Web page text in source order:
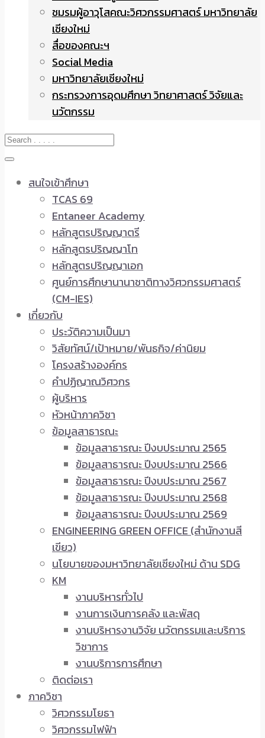
ชมรมผู้อาวุโสคณะวิศวกรรมศาสตร์ มหาวิทยาลัย
เชียงใหม่
สื่อของคณะฯ
Social Media
มหาวิทยาลัยเชียงใหม่
กระทรวงการอุดมศึกษา วิทยาศาสตร์ วิจัยและ
นวัตกรรม
สนใจเข้าศึกษา
TCAS 69
Entaneer Academy
หลักสูตรปริญญาตรี
หลักสูตรปริญญาโท
หลักสูตรปริญญาเอก
ศูนย์การศึกษานานาชาติทางวิศวกรรมศาสตร์
(CM-IES)
เกี่ยวกับ
ประวัติความเป็นมา
วิสัยทัศน์/เป้าหมาย/พันธกิจ/ค่านิยม
โครงสร้างองค์กร
คำปฏิญาณวิศวกร
ผู้บริหาร
หัวหน้าภาควิชา
ข้อมูลสาธารณะ
ข้อมูลสาธารณะ ปีงบประมาณ 2565
ข้อมูลสาธารณะ ปีงบประมาณ 2566
ข้อมูลสาธารณะ ปีงบประมาณ 2567
ข้อมูลสาธารณะ ปีงบประมาณ 2568
ข้อมูลสาธารณะ ปีงบประมาณ 2569
ENGINEERING GREEN OFFICE (สำนักงานสี
เขียว)
นโยบายของมหาวิทยาลัยเชียงใหม่ ด้าน SDG
KM
งานบริหารทั่วไป
งานการเงินการคลัง และพัสดุ
งานบริหารงานวิจัย นวัตกรรมและบริการ
วิชาการ
งานบริการการศึกษา
ติดต่อเรา
ภาควิชา
วิศวกรรมโยธา
วิศวกรรมไฟฟ้า